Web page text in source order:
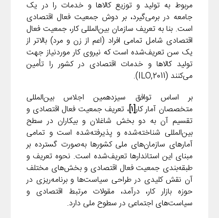
i
n
k
d
I
n
g
r
a
m
l
i
n
t
مربوط به تولید و توزیع کالاها و خدمات را در یک
جامعه در برمی‌گیرد، بر دوش جمعیت فعال اقتصادی
است. بنا به تعریف سازمان بین‌المللی کار، جمعیت فعال
اقتصادی شامل تمامی افراد (اعم از زن و مرد) بالاتر از
یک سن تعریف‌شده است که نیروی کار موردنیاز جهت
تولید کالاها و خدمات اقتصادی در کشور را تأمین
می‌کنند (ILO,2011).
بر اساس توافق سیزدهمین اجلاس بین‌المللی
متخصصان آمار کار[۱] ، تعریف جمعیت فعال اقتصادی و
تقسیم آن به دو بخش شاغلان و بیکاران در سطح
بین‌المللی شناخته‌شده و پذیرفته‌شده است و تمامی
آمارهای سازمان‌های ملی کشورها به‌صورت گسترده بر
مبنای این استاندارها تعریف‌شده است. نحوه تعریف و
طبقه‌بندی جمعیت فعال اقتصادی و بخش‌های مختلف
آن نقش کلیدی در طراحی سیاست‌ها و برنامه‌ریزی در
حوزه بازار کار، درآمد، مقولات مرتبط اقتصادی و
سیاست‌های اجتماعی در سطوح ملی دارد.